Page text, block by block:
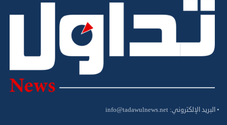
• البريد الإلكتروني: info@tadawulnews.net